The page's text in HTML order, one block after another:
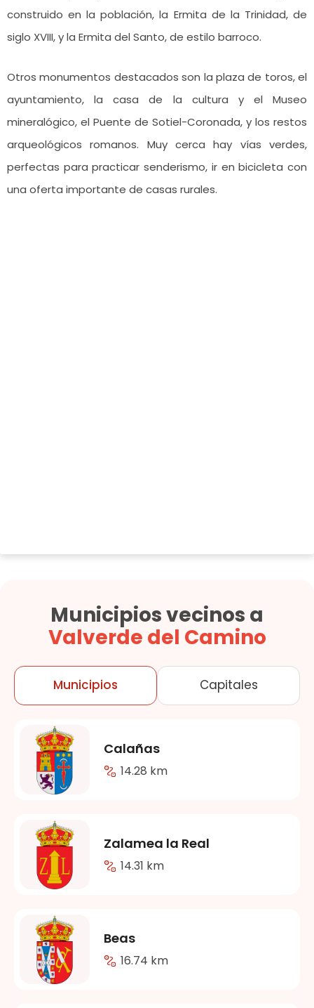
construido en la población, la Ermita de la Trinidad, de
siglo XVIII, y la Ermita del Santo, de estilo barroco.
Otros monumentos destacados son la plaza de toros, el
ayuntamiento, la casa de la cultura y el Museo
mineralógico, el Puente de Sotiel-Coronada, y los restos
arqueológicos romanos. Muy cerca hay vías verdes,
perfectas para practicar senderismo, ir en bicicleta con
una oferta importante de casas rurales.
Municipios vecinos a
Valverde del Camino
Municipios Capitales
Calañas
14.28 km
Zalamea la Real
14.31 km
Beas
16.74 km